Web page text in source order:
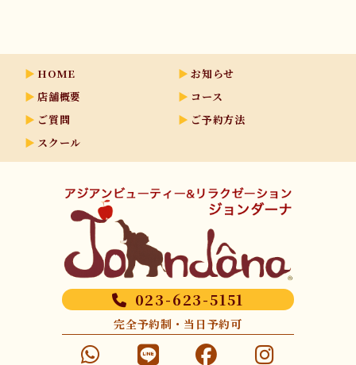
HOME
お知らせ
店舗概要
コース
ご質問
ご予約方法
スクール
023-623-5151
完全予約制・当日予約可